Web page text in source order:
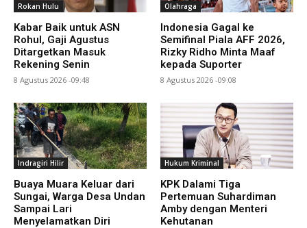
Rokan Hulu
Kabar Baik untuk ASN
Rohul, Gaji Agustus
Ditargetkan Masuk
Rekening Senin
8 Agustus 2026 -09:48
Olahraga
Indonesia Gagal ke
Semifinal Piala AFF 2026,
Rizky Ridho Minta Maaf
kepada Suporter
8 Agustus 2026 -09:08
Indragiri Hilir
Buaya Muara Keluar dari
Sungai, Warga Desa Undan
Sampai Lari
Menyelamatkan Diri
Hukum Kriminal
KPK Dalami Tiga
Pertemuan Suhardiman
Amby dengan Menteri
Kehutanan